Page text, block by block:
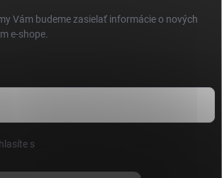
Vám budeme zasielať informácie o nových
e-shope.
s